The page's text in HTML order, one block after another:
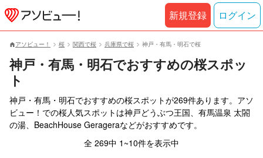
アソビュー！ 桜 関西で桜 兵庫県で桜 神戸・有馬・明石で桜
神戸・有馬・明石でおすすめの桜スポッ
ト
神戸・有馬・明石でおすすめの桜スポットが269件あります。アソ
ビュー！での桜人気スポットは神戸どうぶつ王国、有馬温泉 太閤
の湯、BeachHouse Gerageraなどがおすすめです。
全 269中 1~10件を表示中
新規登録 ログイン